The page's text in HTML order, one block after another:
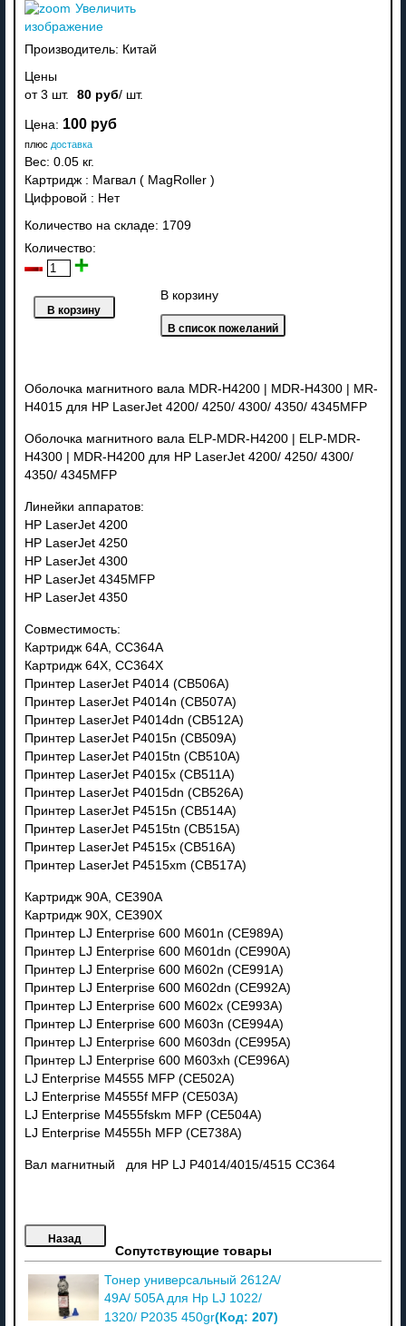
Увеличить
изображение
Производитель: Китай
Цены
от 3 шт.
80 руб/ шт.
Цена: 100 руб
плюс доставка
Вес: 0.05 кг.
Картридж: Магвал ( MagRoller )
Цифровой : Нет
Количество на складе: 1709
Количество:
В корзину
Оболочка магнитного вала MDR-H4200 | MDR-H4300 | MR-
H4015 для HP LaserJet 4200/ 4250/ 4300/ 4350/ 4345MFP
Оболочка магнитного вала ELP-MDR-H4200 | ELP-MDR-
H4300 | MDR-H4200 для HP LaserJet 4200/ 4250/ 4300/
4350/ 4345MFP
Линейки аппаратов:
HP LaserJet 4200
HP LaserJet 4250
HP LaserJet 4300
HP LaserJet 4345MFP
HP LaserJet 4350
Совместимость:
Картридж 64A, CC364A
Картридж 64X, CC364X
Принтер LaserJet P4014 (CB506A)
Принтер LaserJet P4014n (CB507A)
Принтер LaserJet P4014dn (CB512A)
Принтер LaserJet P4015n (CB509A)
Принтер LaserJet P4015tn (CB510A)
Принтер LaserJet P4015x (CB511A)
Принтер LaserJet P4015dn (CB526A)
Принтер LaserJet P4515n (CB514A)
Принтер LaserJet P4515tn (CB515A)
Принтер LaserJet P4515x (CB516A)
Принтер LaserJet P4515xm (CB517A)
Картридж 90A, CE390A
Картридж 90X, CE390X
Принтер LJ Enterprise 600 M601n (CE989A)
Принтер LJ Enterprise 600 M601dn (CE990A)
Принтер LJ Enterprise 600 M602n (CE991A)
Принтер LJ Enterprise 600 M602dn (CE992A)
Принтер LJ Enterprise 600 M602x (CE993A)
Принтер LJ Enterprise 600 M603n (CE994A)
Принтер LJ Enterprise 600 M603dn (CE995A)
Принтер LJ Enterprise 600 M603xh (CE996A)
LJ Enterprise M4555 MFP (CE502A)
LJ Enterprise M4555f MFP (CE503A)
LJ Enterprise M4555fskm MFP (CE504A)
LJ Enterprise M4555h MFP (CE738A)
Вал магнитный для HP LJ Р4014/4015/4515 СС364
Сопутствующие товары
Тонер универсальный 2612A/
49A/ 505A для Hp LJ 1022/
1320/ P2035 450gr(Код: 207)